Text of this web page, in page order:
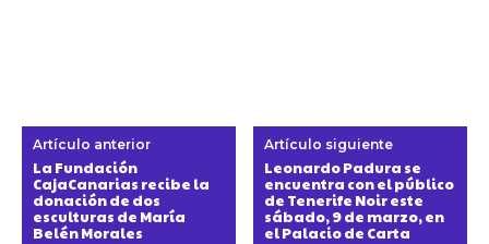
Artículo anterior
La Fundación
CajaCanarias recibe la
donación de dos
esculturas de María
Belén Morales
Artículo siguiente
Leonardo Padura se
encuentra con el público
de Tenerife Noir este
sábado, 9 de marzo, en
el Palacio de Carta